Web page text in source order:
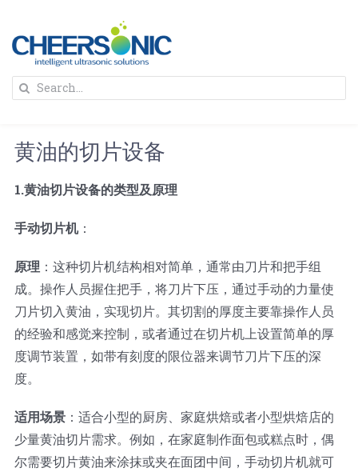
content
解决方案
蛋糕切割机
圆蛋糕切割机
蛋糕切块机
三角蛋糕切割机
奶酪切片
圆形奶酪切片
条状奶酪切片
三明治/披萨/寿司切割
三明治切割机
常温面团切割
糕点/糖果
超声波设备
公司新闻
关于我们
联系我们
Search
黄油的切片设备
1.黄油切片设备的类型及原理
手动切片机：
原理 ：这种切片机结构相对简单，通常由刀片和把手组
成。操作人员握住把手，将刀片下压，通过手动的力量使
刀片切入黄油，实现切片。其切割的厚度主要靠操作人员
的经验和感觉来控制，或者通过在切片机上设置简单的厚
度调节装置，如带有刻度的限位器来调节刀片下压的深
度。
适用场景：适合小型的厨房、家庭烘焙或者小型烘焙店的
少量黄油切片需求。例如，在家庭制作面包或糕点时，偶
尔需要切片黄油来涂抹或夹在面团中间，手动切片机就可